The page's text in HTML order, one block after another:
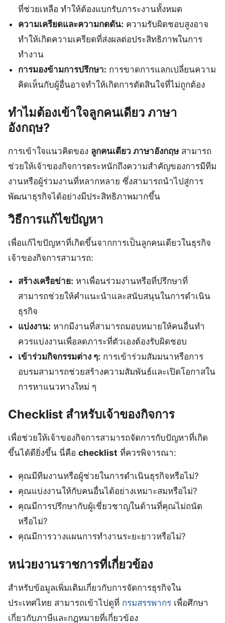
ที่ช่วยเหลือ ทำให้ต้องแบกรับภาระงานทั้งหมด
ความเครียดและความกดดัน: ความรับผิดชอบสูงอาจ
ทำให้เกิดความเครียดที่ส่งผลต่อประสิทธิภาพในการ
ทำงาน
การมองข้ามการปรึกษา: การขาดการแลกเปลี่ยนความ
คิดเห็นกับผู้อื่นอาจทำให้เกิดการตัดสินใจที่ไม่ถูกต้อง
ทำไมต้องเข้าใจลูกคนเดียว ภาษา
อังกฤษ?
การเข้าใจแนวคิดของ ลูกคนเดียว ภาษาอังกฤษ สามารถ
ช่วยให้เจ้าของกิจการตระหนักถึงความสำคัญของการมีทีม
งานหรือผู้ร่วมงานที่หลากหลาย ซึ่งสามารถนำไปสู่การ
พัฒนาธุรกิจได้อย่างมีประสิทธิภาพมากขึ้น
วิธีการแก้ไขปัญหา
เพื่อแก้ไขปัญหาที่เกิดขึ้นจากการเป็นลูกคนเดียวในธุรกิจ
เจ้าของกิจการสามารถ:
สร้างเครือข่าย: หาเพื่อนร่วมงานหรือที่ปรึกษาที่
สามารถช่วยให้คำแนะนำและสนับสนุนในการดำเนิน
ธุรกิจ
แบ่งงาน: หากมีงานที่สามารถมอบหมายให้คนอื่นทำ
ควรแบ่งงานเพื่อลดภาระที่ตัวเองต้องรับผิดชอบ
เข้าร่วมกิจกรรมต่าง ๆ: การเข้าร่วมสัมมนาหรือการ
อบรมสามารถช่วยสร้างความสัมพันธ์และเปิดโอกาสใน
การหาแนวทางใหม่ ๆ
Checklist สำหรับเจ้าของกิจการ
เพื่อช่วยให้เจ้าของกิจการสามารถจัดการกับปัญหาที่เกิด
ขึ้นได้ดียิ่งขึ้น นี่คือ checklist ที่ควรพิจารณา:
คุณมีทีมงานหรือผู้ช่วยในการดำเนินธุรกิจหรือไม่?
คุณแบ่งงานให้กับคนอื่นได้อย่างเหมาะสมหรือไม่?
คุณมีการปรึกษากับผู้เชี่ยวชาญในด้านที่คุณไม่ถนัด
หรือไม่?
คุณมีการวางแผนการทำงานระยะยาวหรือไม่?
หน่วยงานราชการที่เกี่ยวข้อง
สำหรับข้อมูลเพิ่มเติมเกี่ยวกับการจัดการธุรกิจใน
ประเทศไทย สามารถเข้าไปดูที่ กรมสรรพากร เพื่อศึกษา
เกี่ยวกับภาษีและกฎหมายที่เกี่ยวข้อง